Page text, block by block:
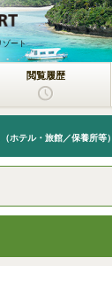
ゾート
閲覧履歴
（ホテル・旅館／保養所等）
ンション
ョン/土地
ストクラブ
ホテル